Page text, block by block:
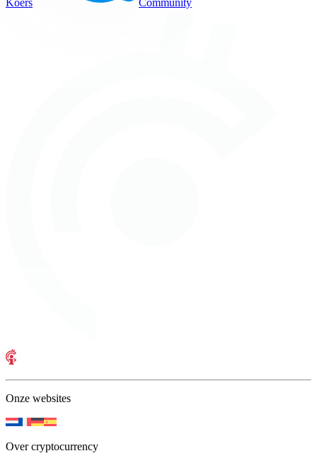
Koers Community
Onze websites
Over cryptocurrency